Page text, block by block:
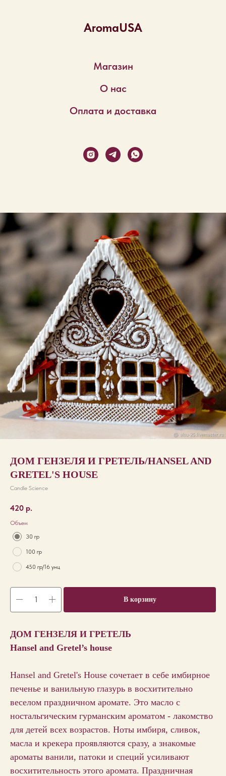
AromaUSA
Магазин
О нас
Оплата и доставка
ДОМ ГЕНЗЕЛЯ И ГРЕТЕЛЬ/HANSEL AND
GRETEL'S HOUSE
Candle Science
420 р.
Объем
30 гр
100 гр
450 гр/16 унц
В корзину
ДОМ ГЕНЗЕЛЯ И ГРЕТЕЛЬ
Hansel and Gretel’s house
Hansel and Gretel's House сочетает в себе имбирное
печенье и ванильную глазурь в восхитительно
веселом праздничном аромате. Это масло с
ностальгическим гурманским ароматом - лакомство
для детей всех возрастов. Ноты имбиря, сливок,
масла и крекера проявляются сразу, а знакомые
ароматы ванили, патоки и специй усиливают
восхитительность этого аромата. Праздничная